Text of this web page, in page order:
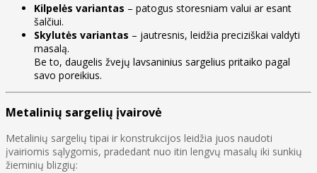
Kilpelės variantas – patogus storesniam valui ar esant
šalčiui.
Skylutės variantas – jautresnis, leidžia preciziškai valdyti
masalą.
Be to, daugelis žvejų lavsaninius sargelius pritaiko pagal
savo poreikius.
Metalinių sargelių įvairovė
Metalinių sargelių tipai ir konstrukcijos leidžia juos naudoti
įvairiomis sąlygomis, pradedant nuo itin lengvų masalų iki sunkių
žieminių blizgių: